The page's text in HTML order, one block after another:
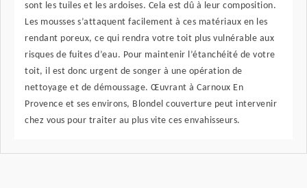
sont les tuiles et les ardoises. Cela est dû à leur composition.
Les mousses s’attaquent facilement à ces matériaux en les
rendant poreux, ce qui rendra votre toit plus vulnérable aux
risques de fuites d’eau. Pour maintenir l’étanchéité de votre
toit, il est donc urgent de songer à une opération de
nettoyage et de démoussage. Œuvrant à Carnoux En
Provence et ses environs, Blondel couverture peut intervenir
chez vous pour traiter au plus vite ces envahisseurs.